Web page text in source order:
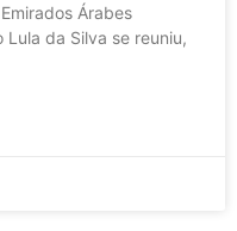
Árabes
da Silva se reuniu,